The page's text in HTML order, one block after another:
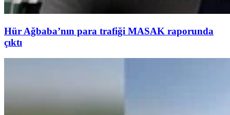
Hür Ağbaba’nın para trafiği MASAK raporunda
çıktı